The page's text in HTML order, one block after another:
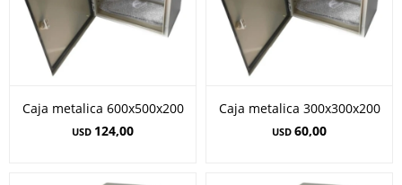
Caja metalica 600x500x200
USD 124,00
Caja metalica 300x300x200
USD 60,00